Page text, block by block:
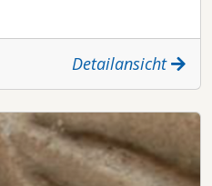
Detailansicht